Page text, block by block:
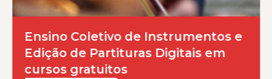
Ensino Coletivo de Instrumentos e
Edição de Partituras Digitais em
cursos gratuitos